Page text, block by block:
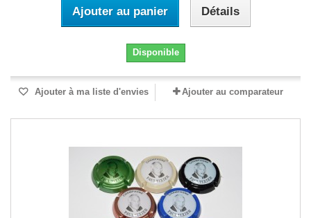
Ajouter au panier Détails
Disponible
Ajouter à ma liste d'envies Ajouter au comparateur